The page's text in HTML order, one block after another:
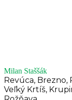
Milan Staššák
Revúca, Brezno,
Veľký Krtíš,